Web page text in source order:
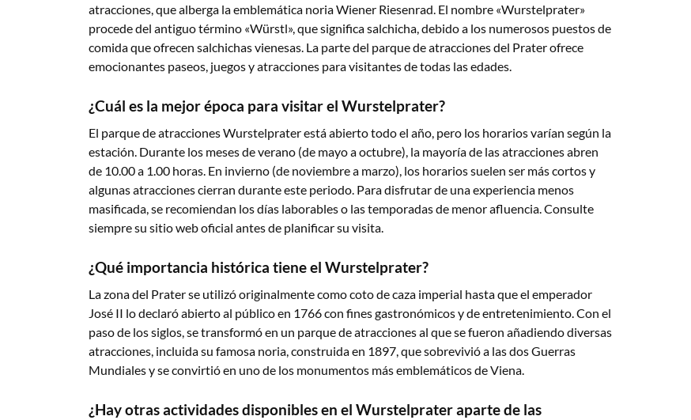
atracciones, que alberga la emblemática noria Wiener Riesenrad. El nombre «Wurstelprater»
procede del antiguo término «Würstl», que significa salchicha, debido a los numerosos puestos de
comida que ofrecen salchichas vienesas. La parte del parque de atracciones del Prater ofrece
emocionantes paseos, juegos y atracciones para visitantes de todas las edades.
¿Cuál es la mejor época para visitar el Wurstelprater?
El parque de atracciones Wurstelprater está abierto todo el año, pero los horarios varían según la
estación. Durante los meses de verano (de mayo a octubre), la mayoría de las atracciones abren
de 10.00 a 1.00 horas. En invierno (de noviembre a marzo), los horarios suelen ser más cortos y
algunas atracciones cierran durante este periodo. Para disfrutar de una experiencia menos
masificada, se recomiendan los días laborables o las temporadas de menor afluencia. Consulte
siempre su sitio web oficial antes de planificar su visita.
¿Qué importancia histórica tiene el Wurstelprater?
La zona del Prater se utilizó originalmente como coto de caza imperial hasta que el emperador
José II lo declaró abierto al público en 1766 con fines gastronómicos y de entretenimiento. Con el
paso de los siglos, se transformó en un parque de atracciones al que se fueron añadiendo diversas
atracciones, incluida su famosa noria, construida en 1897, que sobrevivió a las dos Guerras
Mundiales y se convirtió en uno de los monumentos más emblemáticos de Viena.
¿Hay otras actividades disponibles en el Wurstelprater aparte de las